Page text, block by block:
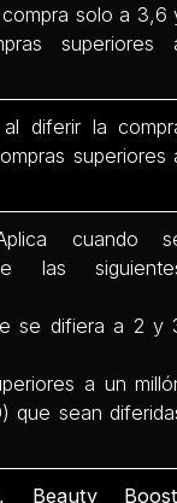
solo a 3,6
superiores
al diferir la
superiores
cuando
las
se difiera a 2 y
a un
que sean
Beauty